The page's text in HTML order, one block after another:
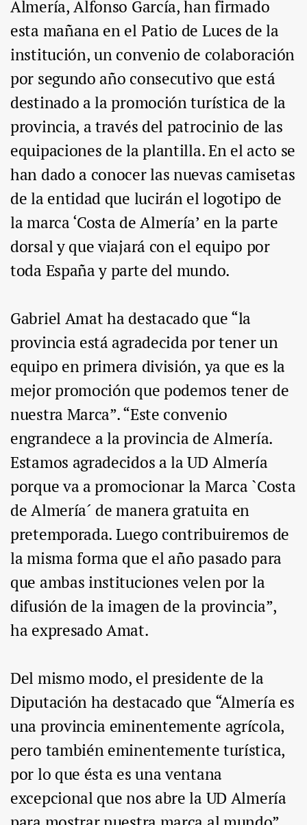
Almería, Alfonso García, han firmado
esta mañana en el Patio de Luces de la
institución, un convenio de colaboración
por segundo año consecutivo que está
destinado a la promoción turística de la
provincia, a través del patrocinio de las
equipaciones de la plantilla. En el acto se
han dado a conocer las nuevas camisetas
de la entidad que lucirán el logotipo de
la marca ‘Costa de Almería’ en la parte
dorsal y que viajará con el equipo por
toda España y parte del mundo.
Gabriel Amat ha destacado que “la
provincia está agradecida por tener un
equipo en primera división, ya que es la
mejor promoción que podemos tener de
nuestra Marca”. “Este convenio
engrandece a la provincia de Almería.
Estamos agradecidos a la UD Almería
porque va a promocionar la Marca `Costa
de Almería´ de manera gratuita en
pretemporada. Luego contribuiremos de
la misma forma que el año pasado para
que ambas instituciones velen por la
difusión de la imagen de la provincia”,
ha expresado Amat.
Del mismo modo, el presidente de la
Diputación ha destacado que “Almería es
una provincia eminentemente agrícola,
pero también eminentemente turística,
por lo que ésta es una ventana
excepcional que nos abre la UD Almería